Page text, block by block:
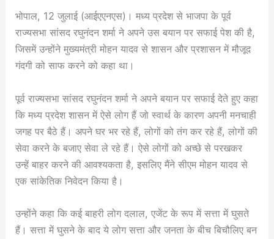
भोपाल, 12 जुलाई (आईएएनएस)। मध्य प्रदेश से भाजपा के पूर्व
राज्यसभा सांसद रघुनंदन शर्मा ने अपने उस बयान पर सफाई पेश की है,
जिसमें उन्होंने मुख्यमंत्री मोहन यादव से शासन और प्रशासन में मौजूद
गंदगी को साफ करने को कहा था।
पूर्व राज्यसभा सांसद रघुनंदन शर्मा ने अपने बयान पर सफाई देते हुए कहा
कि मध्य प्रदेश शासन में ऐसे लोग हैं जो स्वार्थ के कारण अपनी मनचाही
जगह पर बैठे हैं। अपने घर भर रहे हैं, लोगों को तंग कर रहे हैं, लोगों की
सेवा करने के बजाए सेवा ले रहे हैं। ऐसे लोगों को अच्छे से परखकर
उन्हें बाहर करने की आवश्यकता है, इसलिए मैंने सीएम मोहन यादव से
एक सांकेतिक निवेदन किया है।
उन्होंने कहा कि कई बाहरी लोग दलाल, एजेंट के रूप में सत्ता में घुसते
हैं। सत्ता में घुसने के बाद ये लोग सत्ता और जनता के बीच बिचौलिए बन